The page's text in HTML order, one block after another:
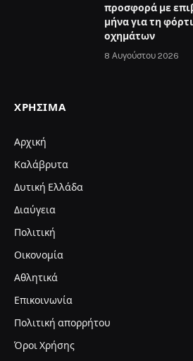
προσφορά με
μήνα για τη
οχημάτων
8 Αυγούστου 2026
ΧΡΉΣΙΜΑ
Αρχική
Καλάβρυτα
Δυτική Ελλάδα
Διαύγεια
Πολιτική
Οικονομία
Αθλητικά
Επικοινωνία
Πολιτική απορρήτου
Όροι Χρήσης